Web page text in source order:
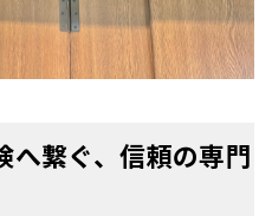
へ繋ぐ、信頼の専門